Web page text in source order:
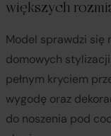
większych
Model sprawdzi się
domowych
pełnym kryciem
wygodę oraz
do noszenia pod